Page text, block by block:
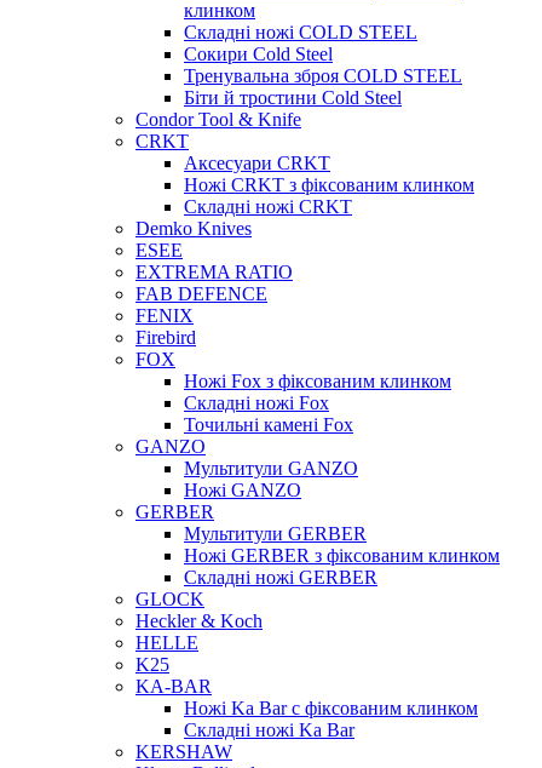
клинком
Складні ножі COLD STEEL
Сокири Cold Steel
Тренувальна зброя COLD STEEL
Біти й тростини Cold Steel
Condor Tool & Knife
CRKT
Аксесуари CRKT
Ножі CRKT з фіксованим клинком
Складні ножі CRKT
Demko Knives
ESEE
EXTREMA RATIO
FAB DEFENCE
FENIX
Firebird
FOX
Ножі Fox з фіксованим клинком
Складні ножі Fox
Точильні камені Fox
GANZO
Мультитули GANZO
Ножі GANZO
GERBER
Мультитули GERBER
Ножі GERBER з фіксованим клинком
Складні ножі GERBER
GLOCK
Heckler & Koch
HELLE
K25
KA-BAR
Ножі Ka Bar c фіксованим клинком
Складні ножі Ka Bar
KERSHAW